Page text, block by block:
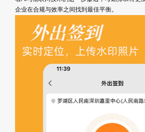
企业在合规与效率之间找到最佳平衡。